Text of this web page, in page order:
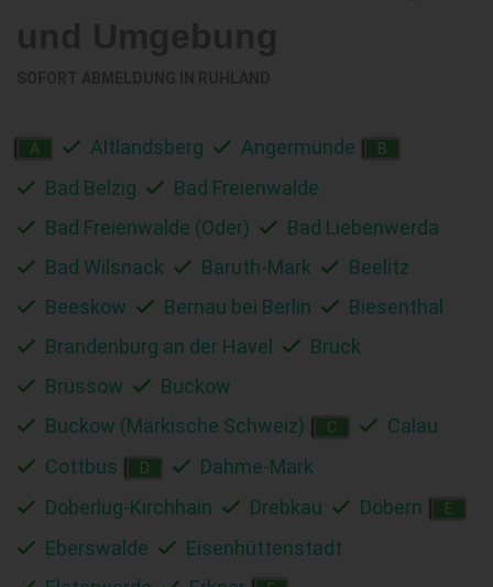
A Altlandsberg Angermünde B
Bad Belzig
Bad Freienwalde
Bad Freienwalde (Oder)
Bad Liebenwerda
Bad Wilsnack
Baruth-Mark
Beelitz
Beeskow
Bernau bei Berlin
Biesenthal
Brandenburg an der Havel
Brück
Brüssow
Buckow
Buckow (Märkische Schweiz)
C
Calau
Cottbus
D
Dahme-Mark
Doberlug-Kirchhain
Drebkau Döbern E
Eberswalde
Eisenhüttenstadt